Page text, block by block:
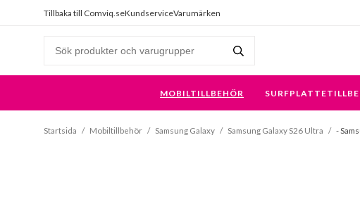
Tillbaka till Comviq.seKundserviceVarumärken
MOBILTILLBEHÖR
Startsida / Mobiltillbehör / Samsung Galaxy / Samsung Galaxy S26 Ultra / -